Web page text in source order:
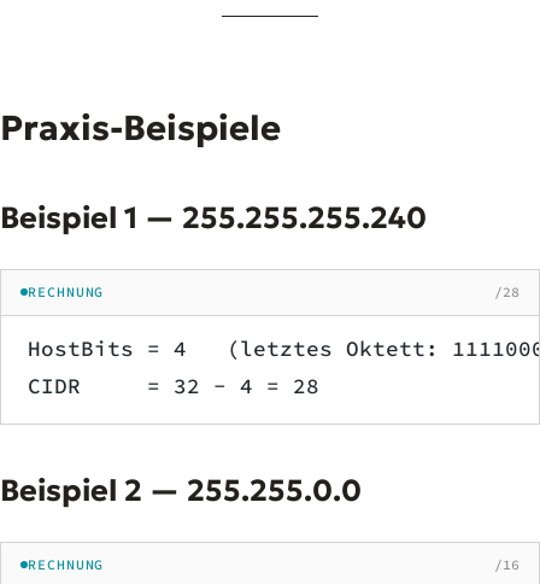
Praxis-Beispiele
Beispiel 1 — 255.255.255.240
RECHNUNG /28
HostBits = 4   (letztes Oktett:
CIDR     = 32 − 4 = 28
Beispiel 2 — 255.255.0.0
RECHNUNG /16